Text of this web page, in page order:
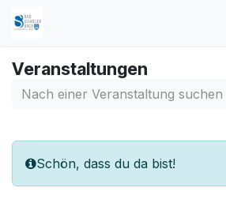
Veranstaltungen
Schön, dass du da bist!